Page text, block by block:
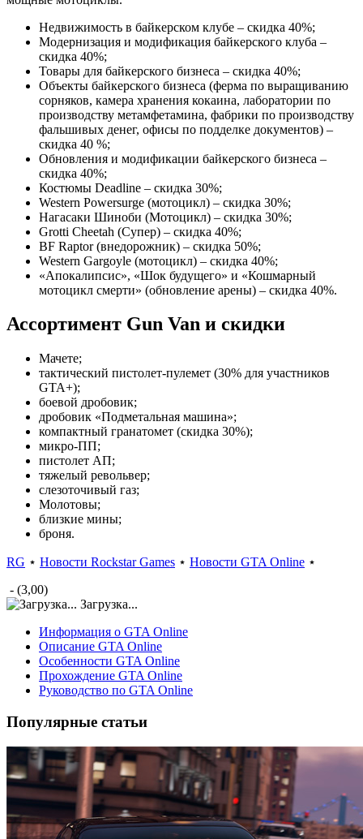
Недвижимость в байкерском клубе – скидка 40%;
Модернизация и модификация байкерского клуба –
скидка 40%;
Товары для байкерского бизнеса – скидка 40%;
Объекты байкерского бизнеса (ферма по выращиванию
сорняков, камера хранения кокаина, лаборатории по
производству метамфетамина, фабрики по производству
фальшивых денег, офисы по подделке документов) –
скидка 40 %;
Обновления и модификации байкерского бизнеса –
скидка 40%;
Костюмы Deadline – скидка 30%;
Western Powersurge (мотоцикл) – скидка 30%;
Нагасаки Шиноби (Мотоцикл) – скидка 30%;
Grotti Cheetah (Супер) – скидка 40%;
BF Raptor (внедорожник) – скидка 50%;
Western Gargoyle (мотоцикл) – скидка 40%;
«Апокалипсис», «Шок будущего» и «Кошмарный
мотоцикл смерти» (обновление арены) – скидка 40%.
Ассортимент Gun Van и скидки
Мачете;
тактический пистолет-пулемет (30% для участников
GTA+);
боевой дробовик;
дробовик «Подметальная машина»;
компактный гранатомет (скидка 30%);
микро-ПП;
пистолет АП;
тяжелый револьвер;
слезоточивый газ;
Молотовы;
близкие мины;
броня.
RG ⋆ Новости Rockstar Games ⋆ Новости GTA Online ⋆
- (3,00)
Загрузка...
Информация о GTA Online
Описание GTA Online
Особенности GTA Online
Прохождение GTA Online
Руководство по GTA Online
Популярные статьи